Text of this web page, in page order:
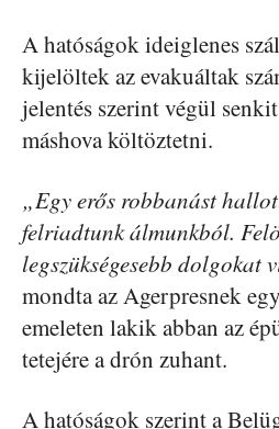
A hatóságok ideiglenes
kijelöltek az evakuáltak
jelentés szerint végül
máshova költöztetni.
„Egy erős robbanást
felriadtunk álmunkból.
legszükségesebb dolgokat
mondta az Agerpresnek
emeleten lakik abban az
tetejére a drón zuhant.
A hatóságok szerint a